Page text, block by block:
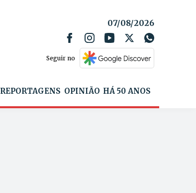
07/08/2026
Seguir no
REPORTAGENS OPINIÃO HÁ 50 ANOS